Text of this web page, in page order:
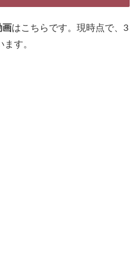
画はこちらです。現時点で、3
す。